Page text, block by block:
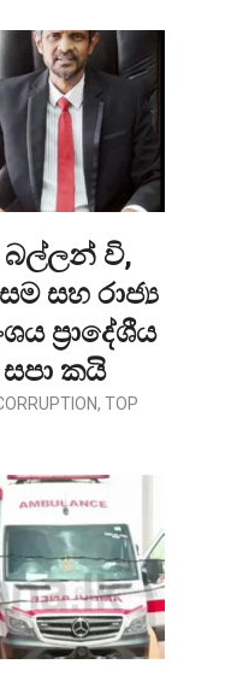
වි,
සහ රාජ්‍ය
ප්‍රාදේශීය
කයි
, TOP